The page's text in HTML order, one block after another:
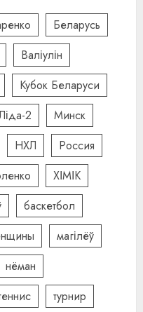
Беларусь
Валіулін
Кубок Беларуси
2
Минск
НХЛ
Россия
ХІМІК
баскетбол
магілёў
нёман
турнир